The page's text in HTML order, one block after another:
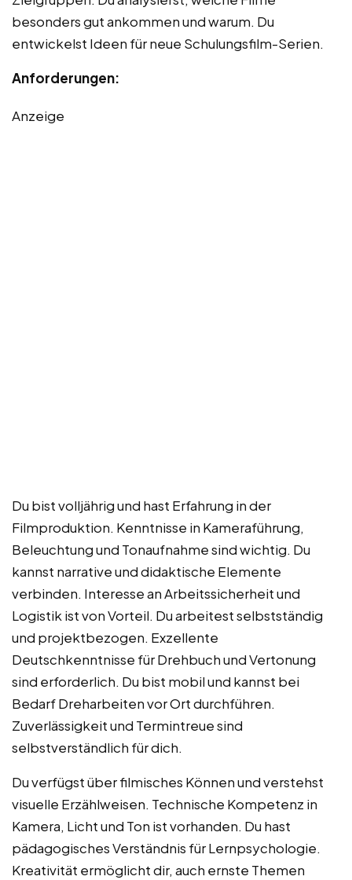
besonders gut ankommen und warum. Du
entwickelst Ideen für neue Schulungsfilm-Serien.
Anforderungen:
Anzeige
Du bist volljährig und hast Erfahrung in der
Filmproduktion. Kenntnisse in Kameraführung,
Beleuchtung und Tonaufnahme sind wichtig. Du
kannst narrative und didaktische Elemente
verbinden. Interesse an Arbeitssicherheit und
Logistik ist von Vorteil. Du arbeitest selbstständig
und projektbezogen. Exzellente
Deutschkenntnisse für Drehbuch und Vertonung
sind erforderlich. Du bist mobil und kannst bei
Bedarf Dreharbeiten vor Ort durchführen.
Zuverlässigkeit und Termintreue sind
selbstverständlich für dich.
Du verfügst über filmisches Können und verstehst
visuelle Erzählweisen. Technische Kompetenz in
Kamera, Licht und Ton ist vorhanden. Du hast
pädagogisches Verständnis für Lernpsychologie.
Kreativität ermöglicht dir, auch ernste Themen